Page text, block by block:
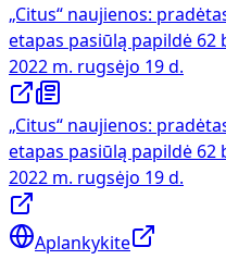
„Citus“ naujienos:
etapas pasiūlą papildė 62
2022 m. rugsėjo 19 d.
„Citus“ naujienos:
etapas pasiūlą papildė 62
2022 m. rugsėjo 19 d.
Aplankykite